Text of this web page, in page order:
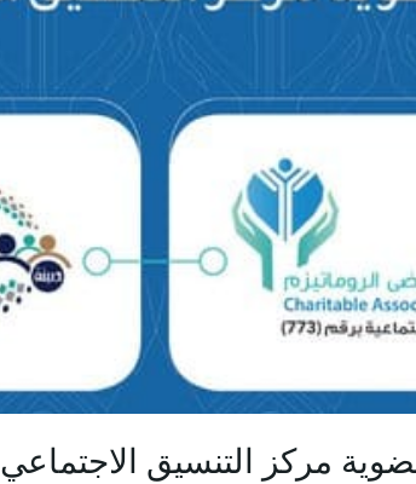
مركز التنسيق الاجتماعي